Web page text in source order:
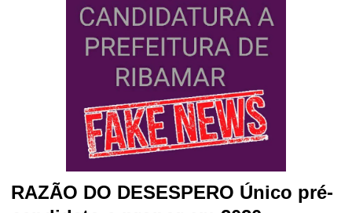
RAZÃO DO DESESPERO Único pré-